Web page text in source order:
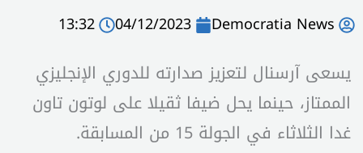
Democratia News
04/12/2023
13:32
يسعى آرسنال لتعزيز صدارته للدوري الإنجليزي
الممتاز، حينما يحل ضيفا ثقيلا على لوتون تاون
غدا الثلاثاء في الجولة 15 من المسابقة.